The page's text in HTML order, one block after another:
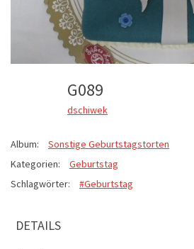
G089
dschiwek
Album:
Sonstige Geburtstagstorten
Kategorien:
Geburtstag
Schlagwörter:
#Geburtstag
DETAILS